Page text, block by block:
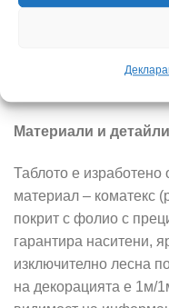
който съчетава
Материали и
Таблото е изработено
материал – коматекс
покрит с фолио с
гарантира наситени,
изключително лесна
на декорацията е 1м/